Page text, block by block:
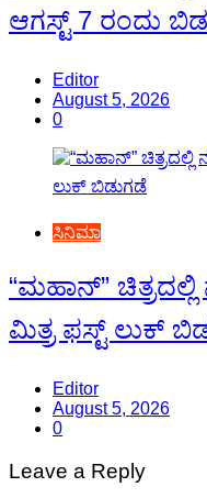
ಆಗಸ್ಟ್ 7 ರಂದು
Editor
August 5, 2026
0
ಸಿನಿಮಾ
“ಮಹಾನ್”
ಮಿತ್ರ ಫಸ್ಟ್ ಲುಕ್
Editor
August 5, 2026
0
Leave a Reply